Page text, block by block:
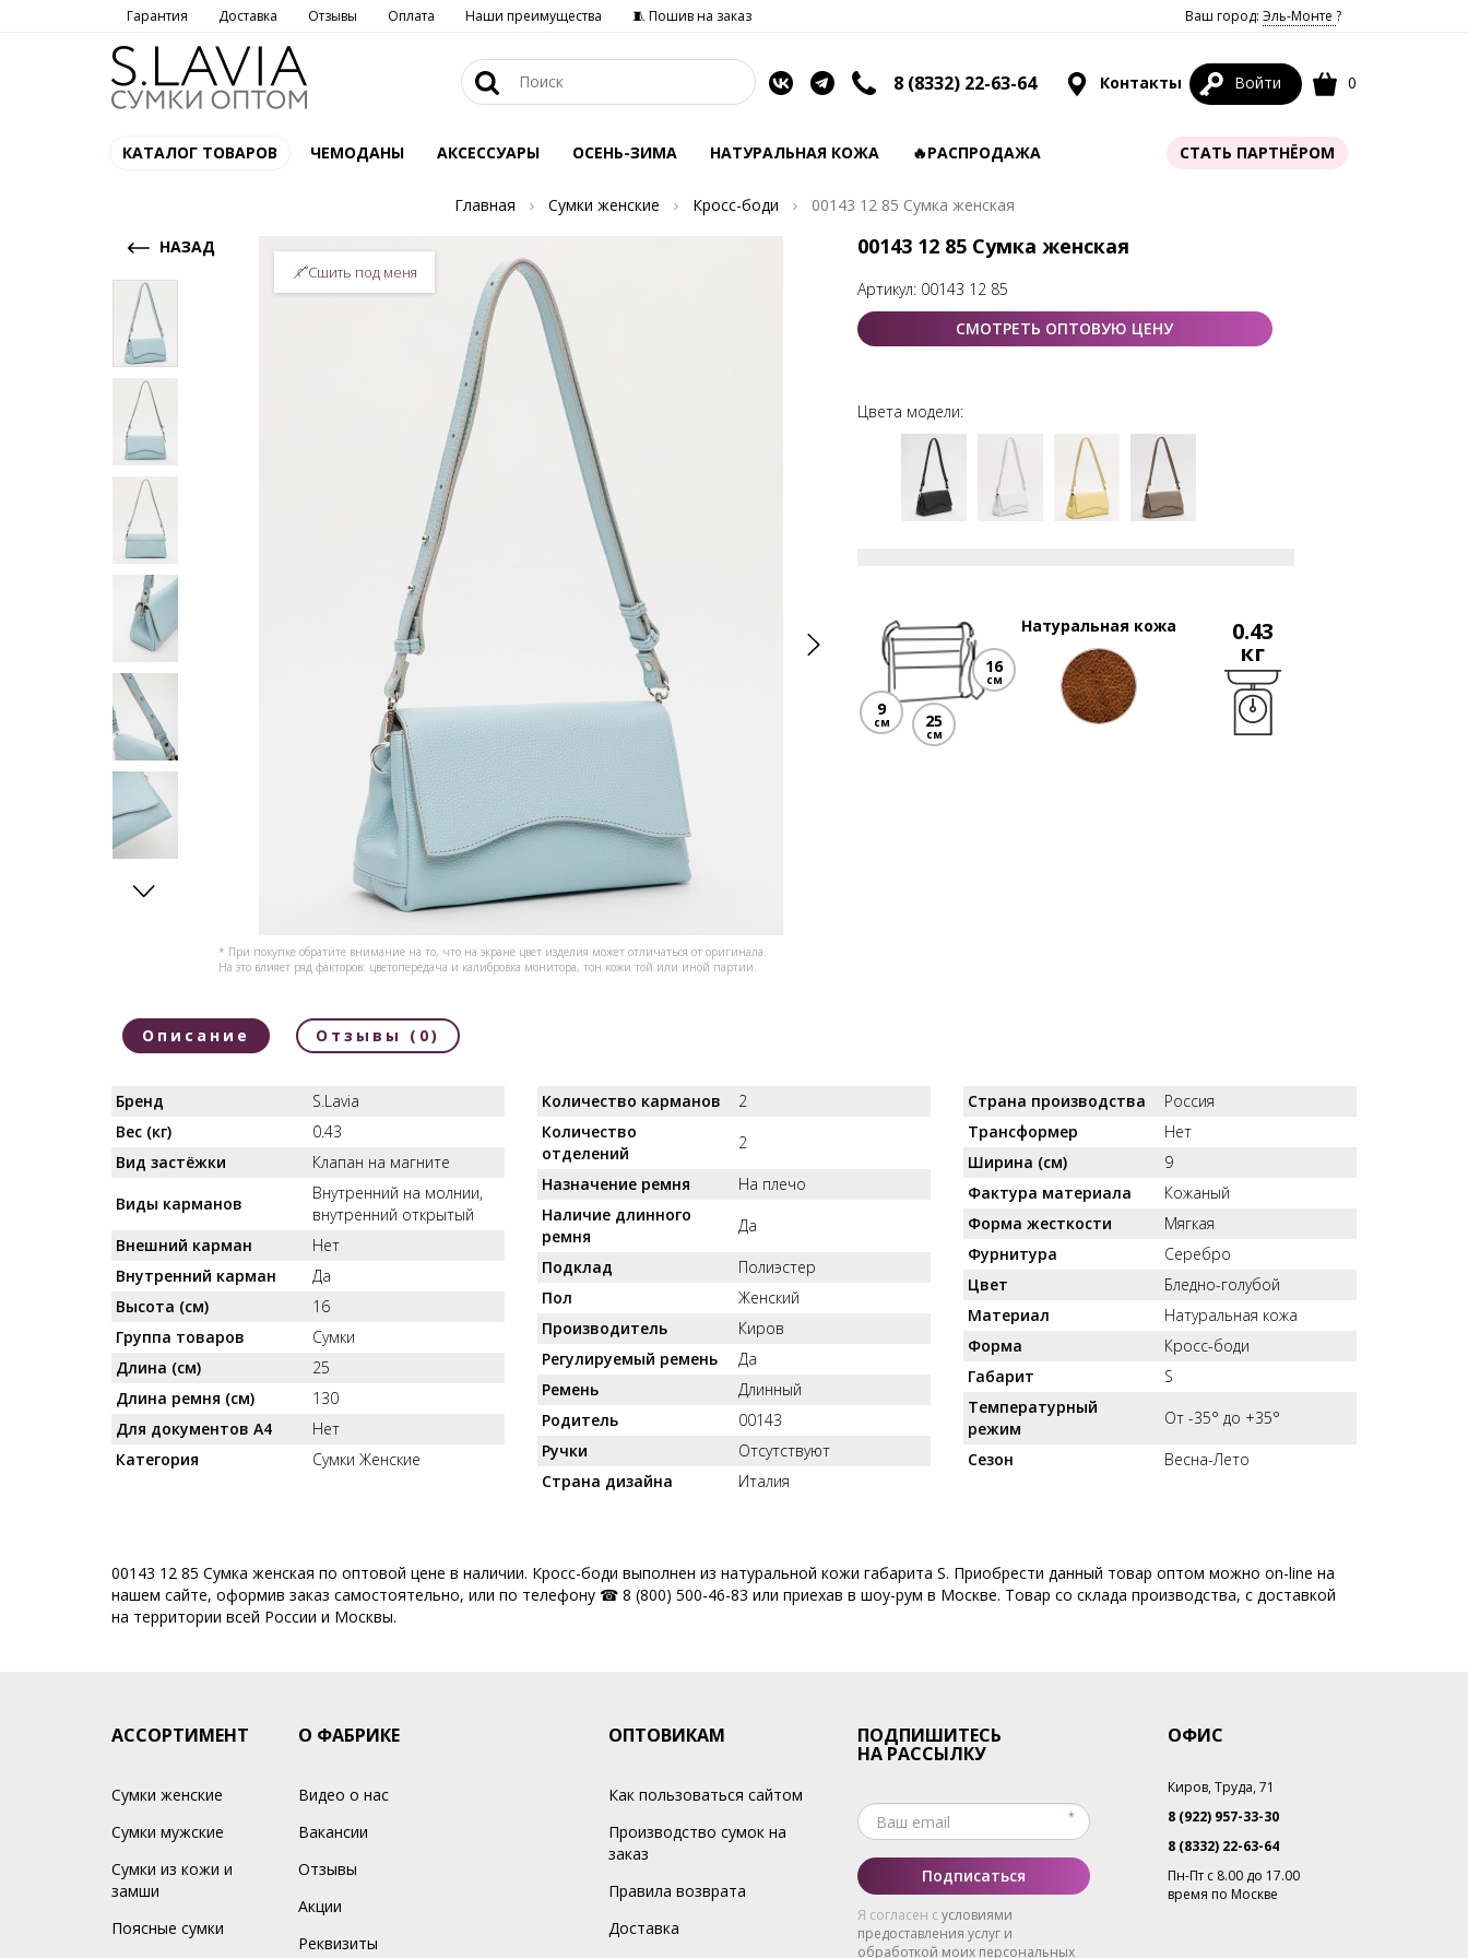
Гарантия Доставка Отзывы Оплата Наши преимущества 🧵 Пошив на заказ Ваш город: Эль-Монте ?
8 (8332) 22-63-64 Контакты Войти 0
КАТАЛОГ ТОВАРОВ ЧЕМОДАНЫ АКСЕССУАРЫ ОСЕНЬ-ЗИМА НАТУРАЛЬНАЯ КОЖА 🔥РАСПРОДАЖА СТАТЬ ПАРТНЁРОМ
Главная Сумки женские Кросс-боди
00143 12 85 Сумка женская
НАЗАД
* При покупке обратите внимание на то, что на экране цвет изделия может отличаться от оригинала.
На это влияет ряд факторов: цветопередача и калибровка монитора, тон кожи той или иной партии.
Сшить под меня
00143 12 85 Сумка женская
Артикул: 00143 12 85
СМОТРЕТЬ ОПТОВУЮ ЦЕНУ
Цвета модели:
9
см
16
см
25
см
Натуральная кожа 0.43
кг
Описание Отзывы (0)
Бренд
S.Lavia
Вес (кг)
0.43
Вид застёжки
Клапан на магните
Виды карманов
Внутренний на молнии,
внутренний открытый
Внешний карман
Нет
Внутренний карман
Да
Высота (см)
16
Группа товаров
Сумки
Длина (см)
25
Длина ремня (см)
130
Для документов А4
Нет
Категория
Сумки Женские
Количество карманов
2
Количество
отделений
2
Назначение ремня
На плечо
Наличие длинного
ремня
Да
Подклад
Полиэстер
Пол
Женский
Производитель
Киров
Регулируемый ремень
Да
Ремень
Длинный
Родитель
00143
Ручки
Отсутствуют
Страна дизайна
Италия
Страна производства
Россия
Трансформер
Нет
Ширина (см)
9
Фактура материала
Кожаный
Форма жесткости
Мягкая
Фурнитура
Серебро
Цвет
Бледно-голубой
Материал
Натуральная кожа
Форма
Кросс-боди
Габарит
S
Температурный
режим
От -35° до +35°
Сезон
Весна-Лето
00143 12 85 Сумка женская по оптовой цене в наличии. Кросс-боди выполнен из натуральной кожи габарита S. Приобрести данный товар оптом можно on-line на
нашем сайте, оформив заказ самостоятельно, или по телефону ☎ 8 (800) 500-46-83 или приехав в шоу-рум в Москве. Товар со склада производства, с доставкой
на территории всей России и Москвы.
АССОРТИМЕНТ
Сумки женские
Сумки мужские
Сумки из кожи и
замши
Поясные сумки
О ФАБРИКЕ
Видео о нас
Вакансии
Отзывы
Акции
Реквизиты
ОПТОВИКАМ
Как пользоваться сайтом
Производство сумок на
заказ
Правила возврата
Доставка
ПОДПИШИТЕСЬ
НА РАССЫЛКУ
Подписаться
Я согласен с условиями
предоставления услуг и
обработкой моих персональных
ОФИС
Киров, Труда, 71
8 (922) 957-33-30
8 (8332) 22-63-64
Пн-Пт с 8.00 до 17.00
время по Москве